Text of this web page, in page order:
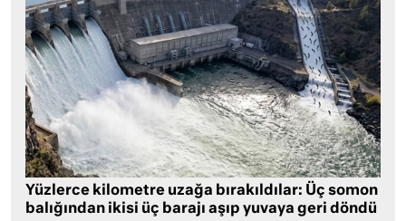
Yüzlerce kilometre uzağa bırakıldılar: Üç somon
balığından ikisi üç barajı aşıp yuvaya geri döndü